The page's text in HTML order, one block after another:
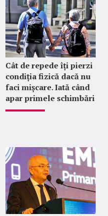
Cât de repede îți pierzi
condiția fizică dacă nu
faci mișcare. Iată când
apar primele schimbări